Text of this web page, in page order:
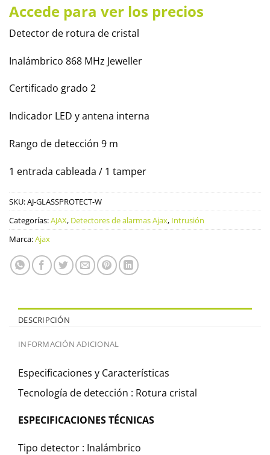
Accede para ver los precios
Detector de rotura de cristal
Inalámbrico 868 MHz Jeweller
Certificado grado 2
Indicador LED y antena interna
Rango de detección 9 m
1 entrada cableada / 1 tamper
SKU:AJ-GLASSPROTECT-W
Categorías:AJAX, Detectores de alarmas Ajax, Intrusión
Marca:Ajax
DESCRIPCIÓN
INFORMACIÓN ADICIONAL
Especificaciones y Características
Tecnología de detección : Rotura cristal
ESPECIFICACIONES TÉCNICAS
Tipo detector : Inalámbrico